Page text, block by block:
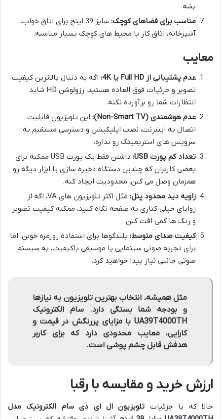
بشه.
مناسب برای فضاهای کوچک:
سایز 39 اینچ برای اتاق خواب،
آشپزخانه، اتاق کار یا محیط های کوچک بسیار مناسبه.
معایب
عدم پشتیبانی از Full HD یا 4K:
اگه به دنبال بالاترین کیفیت
تصویر و جزئیات فوق العاده هستید، رزولوشن HD شاید
انتظارات شما رو برآورده نکنه.
عدم هوشمندی (Non-Smart TV):
این تلویزیون قابلیت
اتصال به اینترنت، نصب اپلیکیشن و دسترسی مستقیم به
سرویس های استریمینگ رو نداره.
تعداد کم پورت USB:
داشتن فقط یک پورت USB ممکنه برای
بعضی کاربران که چندین دستگاه ذخیره سازی یا ابزار دیگه رو
همزمان وصل می کنن، محدودیت ایجاد کنه.
زاویه دید محدود پنل:
مثل اکثر تلویزیون های VA، اگه از
زوایای خیلی کناری به صفحه نگاه کنید، ممکنه کیفیت تصویر
و رنگ ها کمی افت کنن.
کیفیت صدای متوسط: بلندگوها برای استفاده روزمره خوبن، اما
برای تجربه صوتی سینمایی یا موسیقی باکیفیت، به سیستم
صوتی جانبی نیاز پیدا خواهید کرد.
مثل همیشه، انتخاب بهترین تلویزیون به نیازها
و بودجه شما بستگی دارد. سام الکترونیک
UA39T4000TH با مزایای پررنگش در قیمت و
کارایی، معایب محدودی دارد که برای کاربر
هدفش قابل چشم پوشی است.
ارزش خرید و مقایسه با رقبا
حالا که با جزئیات تلویزیون ال ای دی سام الکترونیک مدل